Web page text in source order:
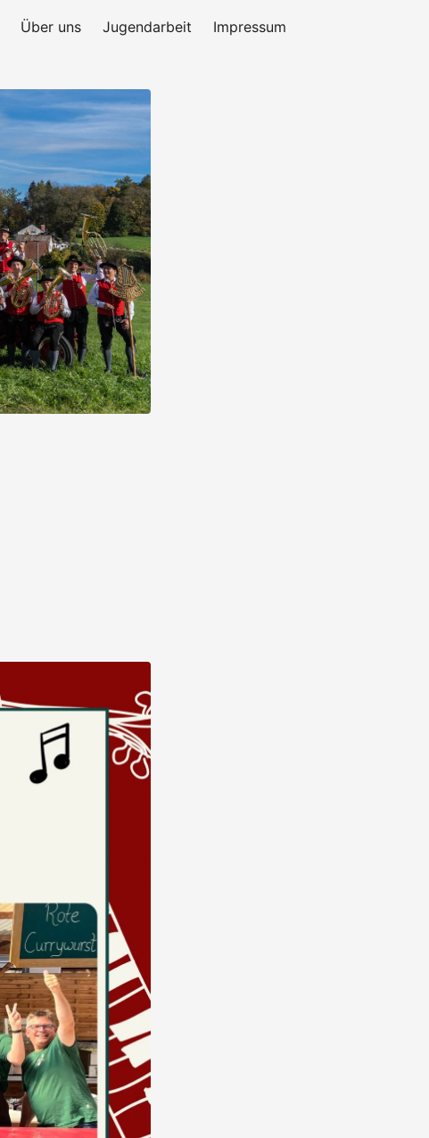
Über uns Jugendarbeit Impressum